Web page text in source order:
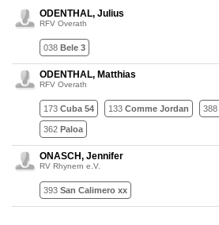
ODENTHAL, Julius
RFV Overath
038 Bele 3
ODENTHAL, Matthias
RFV Overath
173 Cuba 54 133 Comme Jordan 388
362 Paloa
ONASCH, Jennifer
RV Rhynern e.V.
393 San Calimero xx